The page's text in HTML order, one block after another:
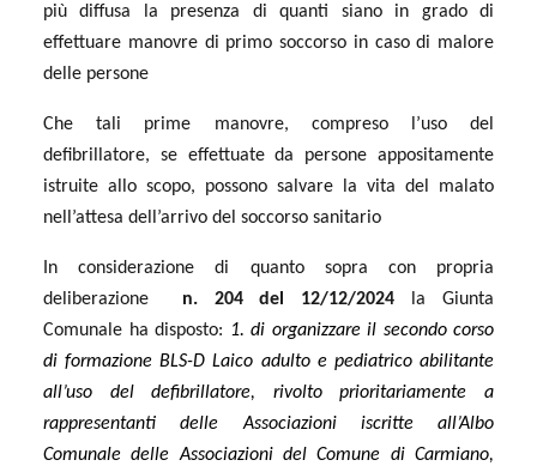
più diffusa la presenza di quanti siano in grado di
effettuare manovre di primo soccorso in caso di malore
delle persone
Che tali prime manovre, compreso l’uso del
defibrillatore, se effettuate da persone appositamente
istruite allo scopo, possono salvare la vita del malato
nell’attesa dell’arrivo del soccorso sanitario
In considerazione di quanto sopra con propria
deliberazione n. 204 del 12/12/2024 la Giunta
Comunale ha disposto: 1. di organizzare il secondo corso
di formazione BLS-D Laico adulto e pediatrico abilitante
all’uso del defibrillatore, rivolto prioritariamente a
rappresentanti delle Associazioni iscritte all’Albo
Comunale delle Associazioni del Comune di Carmiano,